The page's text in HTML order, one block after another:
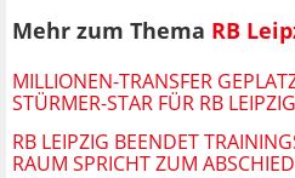
Mehr zum Thema RB
MILLIONEN-TRANSFER
STÜRMER-STAR FÜR RB LEIPZIG
RB LEIPZIG BEENDET
RAUM SPRICHT ZUM